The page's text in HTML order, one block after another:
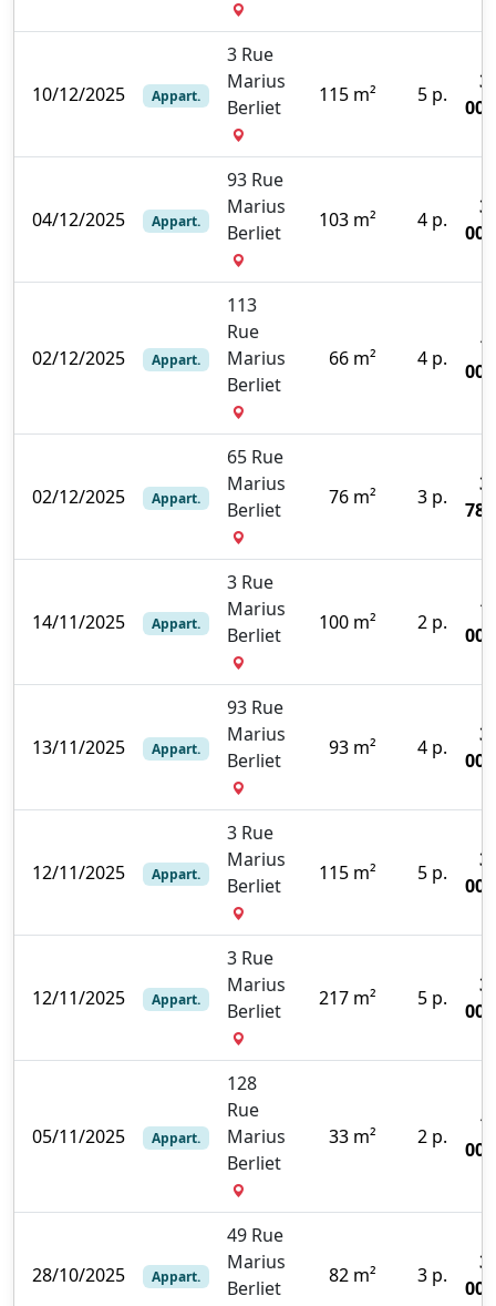
10/12/2025 Appart.
3 Rue
Marius
Berliet
115 m² 5 p.
04/12/2025 Appart.
93 Rue
Marius
Berliet
103 m² 4 p.
02/12/2025 Appart.
113
Rue
Marius
Berliet
66 m² 4 p.
02/12/2025 Appart.
65 Rue
Marius
Berliet
76 m² 3 p.
14/11/2025 Appart.
3 Rue
Marius
Berliet
100 m² 2 p.
13/11/2025 Appart.
93 Rue
Marius
Berliet
93 m² 4 p.
12/11/2025 Appart.
3 Rue
Marius
Berliet
115 m² 5 p.
12/11/2025 Appart.
3 Rue
Marius
Berliet
217 m² 5 p.
05/11/2025 Appart.
128
Rue
Marius
Berliet
33 m² 2 p.
28/10/2025 Appart.
49 Rue
Marius
Berliet
82 m² 3 p.